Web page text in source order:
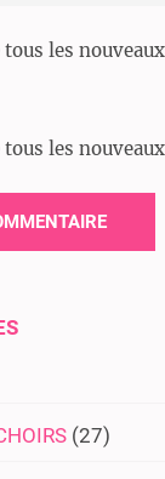
les
les
(27)